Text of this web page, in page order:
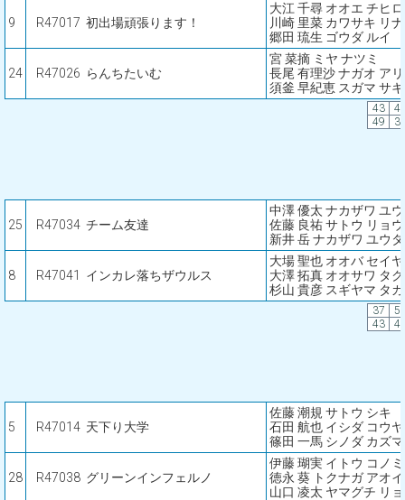
9 R47017 初出場頑張ります！
大江 千尋 オオエ チヒロ
川崎 里菜 カワサキ リナ
郷田 琉生 ゴウダ ルイ
24 R47026 らんちたいむ
宮 菜摘 ミヤ ナツミ
長尾 有理沙 ナガオ ア
須釜 早紀恵 スガマ サ
43
49
25 R47034 チーム友達
中澤 優太 ナカザワ ユ
佐藤 良祐 サトウ リョ
新井 岳 ナカザワ ユウタ
8 R47041 インカレ落ちザウルス
大場 聖也 オオバ セイヤ
大澤 拓真 オオサワ タ
杉山 貴彦 スギヤマ タ
37
43
5 R47014 天下り大学
佐藤 潮規 サトウ シキ
石田 航也 イシダ コウヤ
篠田 一馬 シノダ カズマ
28 R47038 グリーンインフェルノ
伊藤 瑚実 イトウ コノミ
徳永 葵 トクナガ アオイ
山口 凌太 ヤマグチ リ